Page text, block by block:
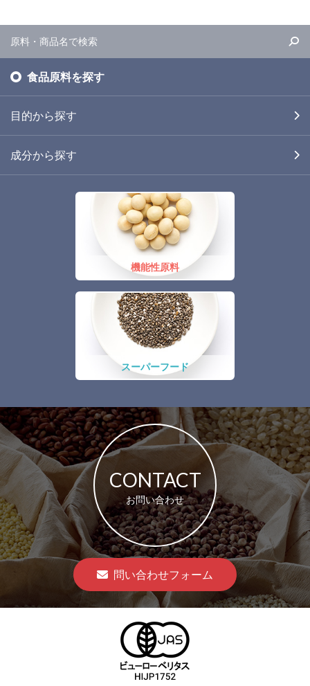
食品原料を探す
目的から探す
成分から探す
機能性原料
スーパーフード
CONTACT
お問い合わせ
問い合わせフォーム